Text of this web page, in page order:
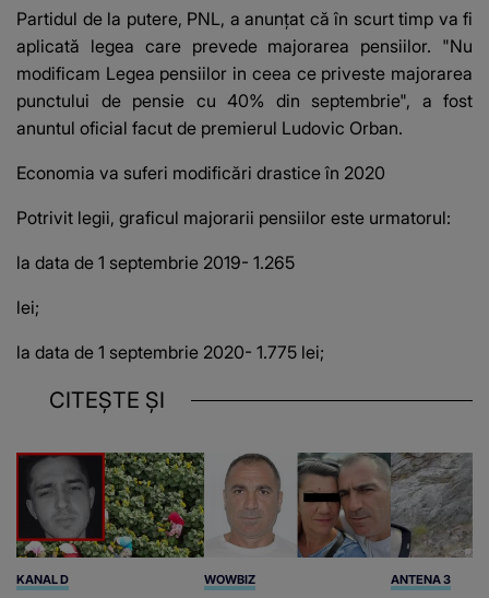
Partidul de la putere, PNL, a anunțat că în scurt timp va fi
aplicată legea care prevede majorarea pensiilor. "Nu
modificam Legea pensiilor in ceea ce priveste majorarea
punctului de pensie cu 40% din septembrie", a fost
anuntul oficial facut de premierul Ludovic Orban.
Economia va suferi modificări drastice în 2020
Potrivit legii, graficul majorarii pensiilor este urmatorul:
la data de 1 septembrie 2019- 1.265
lei;
la data de 1 septembrie 2020- 1.775 lei;
CITEȘTE ȘI
KANAL D WOWBIZ ANTENA 3